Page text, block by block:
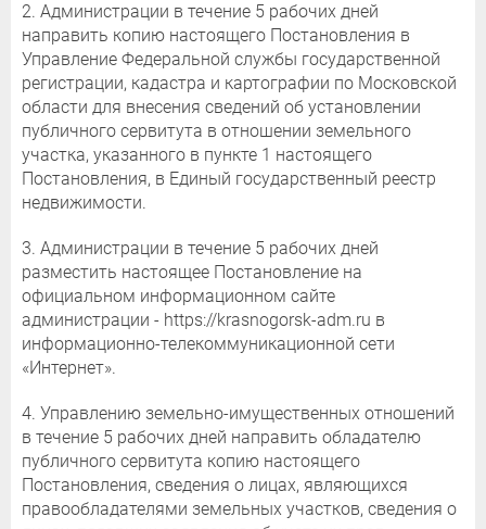
2. Администрации в течение 5 рабочих дней
направить копию настоящего Постановления в
Управление Федеральной службы государственной
регистрации, кадастра и картографии по Московской
области для внесения сведений об установлении
публичного сервитута в отношении земельного
участка, указанного в пункте 1 настоящего
Постановления, в Единый государственный реестр
недвижимости.
3. Администрации в течение 5 рабочих дней
разместить настоящее Постановление на
официальном информационном сайте
администрации - https://krasnogorsk-adm.ru в
информационно-телекоммуникационной сети
«Интернет».
4. Управлению земельно-имущественных отношений
в течение 5 рабочих дней направить обладателю
публичного сервитута копию настоящего
Постановления, сведения о лицах, являющихся
правообладателями земельных участков, сведения о